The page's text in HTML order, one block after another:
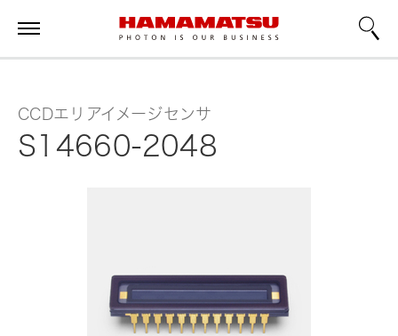
CCDエリアイメージセンサ
S14660-2048